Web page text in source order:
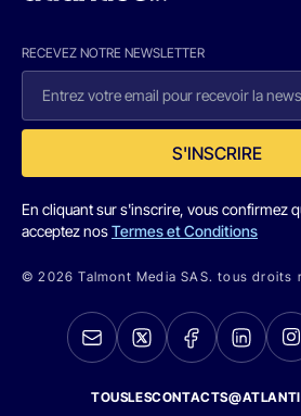
RECEVEZ NOTRE NEWSLETTER
S'INSCRIRE
En cliquant sur s'inscrire, vous confirmez
acceptez nosTermes et Conditions
© 2026 Talmont Media SAS. tous droits